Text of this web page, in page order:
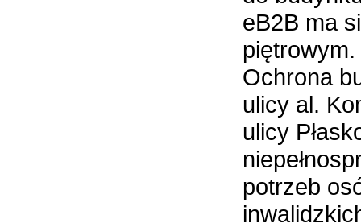
eB2B ma
piętrowym.
Ochrona
ulicy al.
ulicy
potrzeb